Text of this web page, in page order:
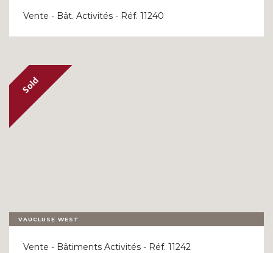
Vente - Bât. Activités - Réf. 11240
VAUCLUSE WEST
Vente - Bâtiments Activités - Réf. 11242